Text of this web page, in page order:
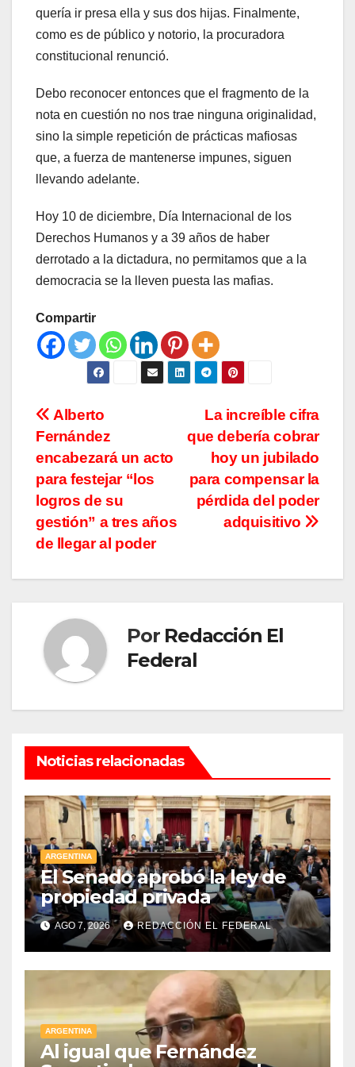
quería ir presa ella y sus dos hijas. Finalmente,
como es de público y notorio, la procuradora
constitucional renunció.
Debo reconocer entonces que el fragmento de la
nota en cuestión no nos trae ninguna originalidad,
sino la simple repetición de prácticas mafiosas
que, a fuerza de mantenerse impunes, siguen
llevando adelante.
Hoy 10 de diciembre, Día Internacional de los
Derechos Humanos y a 39 años de haber
derrotado a la dictadura, no permitamos que a la
democracia se la lleven puesta las mafias.
Compartir
Navegación
de
entradas
La increíble cifra
que debería cobrar
hoy un jubilado
para compensar la
pérdida del poder
adquisitivo
Alberto
Fernández
encabezará un acto
para festejar “los
logros de su
gestión” a tres años
de llegar al poder
Por Redacción El
Federal
Noticias relacionadas
ARGENTINA
El Senado aprobó la ley de
propiedad privada
AGO 7, 2026 REDACCIÓN EL FEDERAL
ARGENTINA
Al igual que Fernández